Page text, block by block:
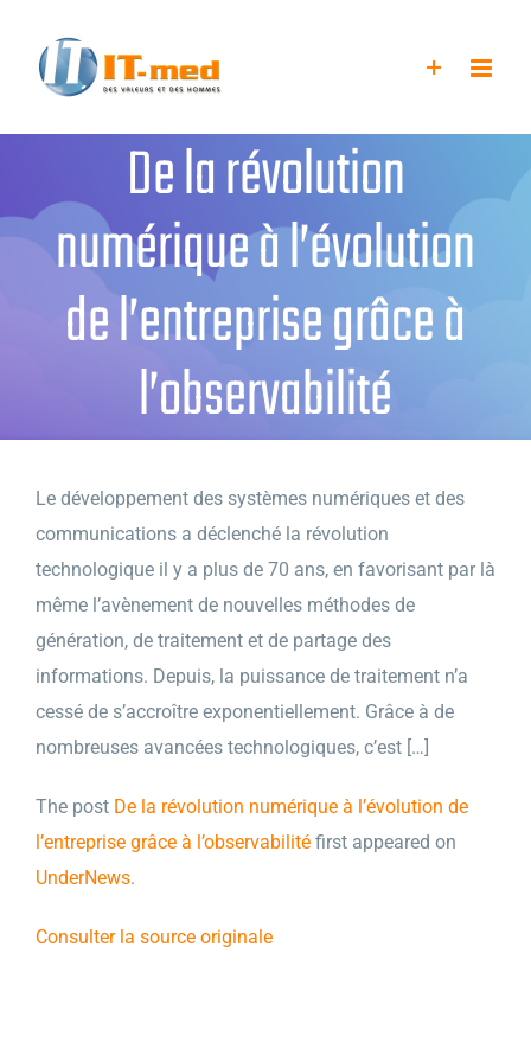
contenu
De la révolution
numérique à l’évolution
de l’entreprise grâce à
l’observabilité
Le développement des systèmes numériques et des
communications a déclenché la révolution
technologique il y a plus de 70 ans, en favorisant par là
même l’avènement de nouvelles méthodes de
génération, de traitement et de partage des
informations. Depuis, la puissance de traitement n’a
cessé de s’accroître exponentiellement. Grâce à de
nombreuses avancées technologiques, c’est […]
The post De la révolution numérique à l’évolution de
l’entreprise grâce à l’observabilité first appeared on
UnderNews.
Consulter la source originale